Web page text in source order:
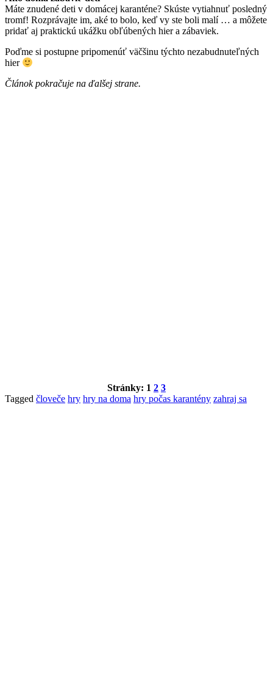
Máte znudené deti v domácej karanténe? Skúste vytiahnuť posledný
tromf! Rozprávajte im, aké to bolo, keď vy ste boli malí … a môžete
pridať aj praktickú ukážku obľúbených hier a zábaviek.
Poďme si postupne pripomenúť väčšinu týchto nezabudnuteľných
hier
Článok pokračuje na ďalšej strane.
Stránky: 1 2 3
Tagged človeče hry hry na doma hry počas karantény zahraj sa